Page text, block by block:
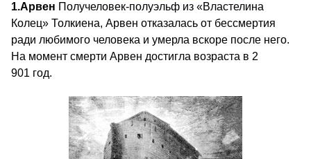
1.Арвен Получеловек-полуэльф из «Властелина
Колец» Толкиена, Арвен отказалась от бессмертия
ради любимого человека и умерла вскоре после него.
На момент смерти Арвен достигла возраста в 2
901 год.